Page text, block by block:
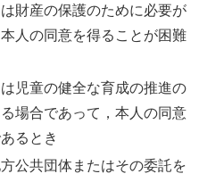
財産の保護のために必要が
人の同意を得ることが困難
児童の健全な育成の推進の
場合であって，本人の同意
るとき
公共団体またはその委託を